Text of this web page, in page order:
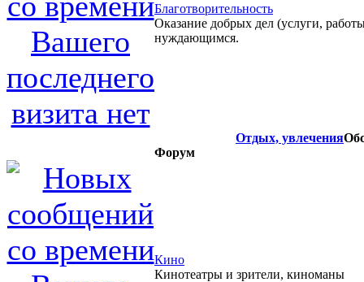
Благотворительность
Оказание добрых дел (услуги,
нуждающимся.
Отдых, увлечения
Форум
Кино
Кинотеатры и зрители, киноманы